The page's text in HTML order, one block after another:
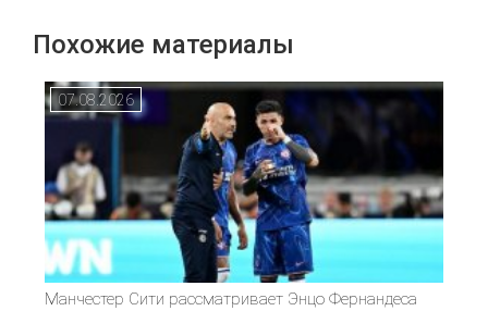
Похожие материалы
07.08.2026
Манчестер Сити рассматривает Энцо Фернандеса